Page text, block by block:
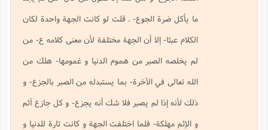
ما يأكل ضرة الجوع- . قلت لو كانت الجهة واحدة لكان
الكلام عبثا- إلا أن الجهة مختلفة لأن معنى كلامه ع- من
لم يخلصه الصبر من هموم الدنيا و غمومها- هلك من
الله تعالى في الآخرة- بما يستبدله من الصبر بالجزع- و
ذلك لأنه إذا لم يصبر فلا شك أنه يجزع- و كل جازع آثم
و الإثم مهلكة- فلما اختلفت الجهة و كانت تارة للدنيا و